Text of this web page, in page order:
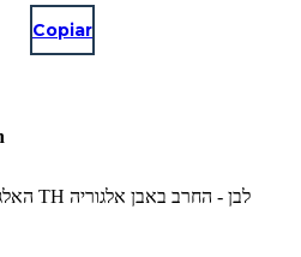
Copiar
האלגוריה פעם אחת ועתיד מלך ידי TH לבן - החרב באבן אלגוריה